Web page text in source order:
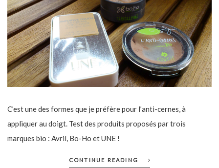
C’est une des formes que je préfère pour l’anti-cernes, à
appliquer au doigt. Test des produits proposés par trois
marques bio : Avril, Bo-Ho et UNE !
CONTINUE READING